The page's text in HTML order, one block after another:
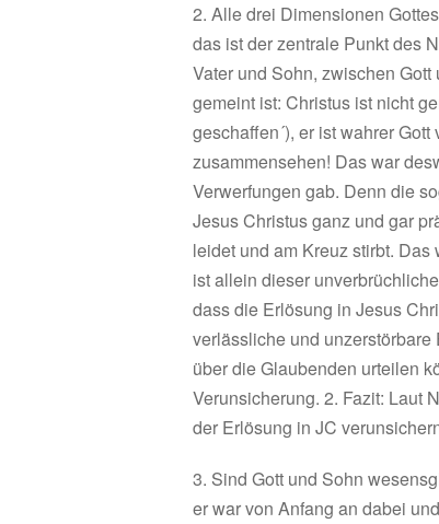
2. Alle drei Dimensionen
das ist der zentrale Punkt des
Vater und Sohn, zwischen
gemeint ist: Christus ist nicht
geschaffen´), er ist wahrer
zusammensehen! Das war
Verwerfungen gab. Denn die
Jesus Christus ganz und gar
leidet und am Kreuz stirbt.
ist allein dieser
dass die Erlösung in Jesus
verlässliche und
über die Glaubenden urteilen
Verunsicherung. 2. Fazit: Laut
der Erlösung in JC
3. Sind Gott und Sohn
er war von Anfang an dabei